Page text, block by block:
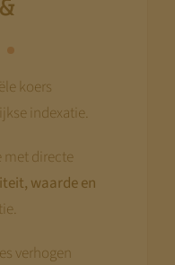
koers
indexatie.
met directe
waarde en
verhogen